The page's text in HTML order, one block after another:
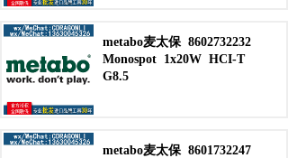
metabo麦太保 8602732232
Monospot 1x20W HCI-T
G8.5
metabo麦太保 8601732247